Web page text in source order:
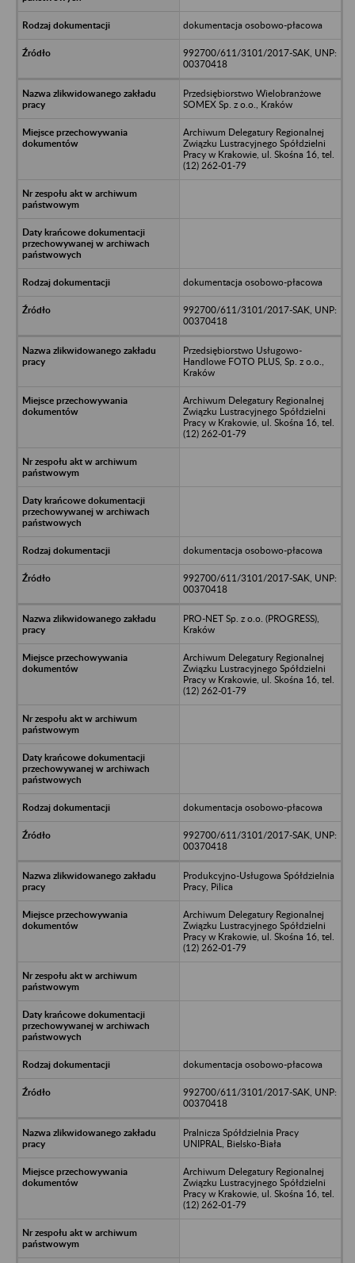
dokumentacja osobowo-płacowa
992700/611/3101/2017-SAK, UNP:
00370418
Przedsiębiorstwo Wielobranżowe
SOMEX Sp. z o.o., Kraków
Archiwum Delegatury Regionalnej
Związku Lustracyjnego Spółdzielni
Pracy w Krakowie, ul. Skośna 16, tel.
(12) 262-01-79
dokumentacja osobowo-płacowa
992700/611/3101/2017-SAK, UNP:
00370418
Przedsiębiorstwo Usługowo-
Handlowe FOTO PLUS, Sp. z o.o.,
Kraków
Archiwum Delegatury Regionalnej
Związku Lustracyjnego Spółdzielni
Pracy w Krakowie, ul. Skośna 16, tel.
(12) 262-01-79
dokumentacja osobowo-płacowa
992700/611/3101/2017-SAK, UNP:
00370418
PRO-NET Sp. z o.o. (PROGRESS),
Kraków
Archiwum Delegatury Regionalnej
Związku Lustracyjnego Spółdzielni
Pracy w Krakowie, ul. Skośna 16, tel.
(12) 262-01-79
dokumentacja osobowo-płacowa
992700/611/3101/2017-SAK, UNP:
00370418
Produkcyjno-Usługowa Spółdzielnia
Pracy, Pilica
Archiwum Delegatury Regionalnej
Związku Lustracyjnego Spółdzielni
Pracy w Krakowie, ul. Skośna 16, tel.
(12) 262-01-79
dokumentacja osobowo-płacowa
992700/611/3101/2017-SAK, UNP:
00370418
Pralnicza Spółdzielnia Pracy
UNIPRAL, Bielsko-Biała
Archiwum Delegatury Regionalnej
Związku Lustracyjnego Spółdzielni
Pracy w Krakowie, ul. Skośna 16, tel.
(12) 262-01-79